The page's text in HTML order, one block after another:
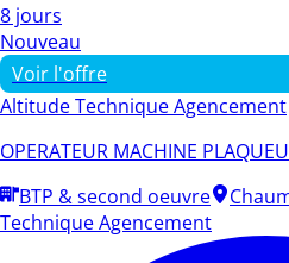
8 jours
Nouveau
Voir l'offre
Altitude Technique Agencement
OPERATEUR MACHINE
BTP & second oeuvre
Technique Agencement